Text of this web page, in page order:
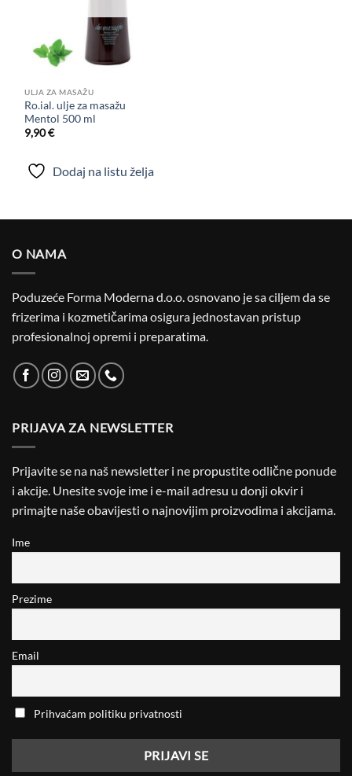
ULJA ZA MASAŽU
Ro.ial. ulje za masažu
Mentol 500 ml
9,90€
Dodaj na listu želja
O NAMA
Poduzeće Forma Moderna d.o.o. osnovano je sa ciljem da se
frizerima i kozmetičarima osigura jednostavan pristup
profesionalnoj opremi i preparatima.
PRIJAVA ZA NEWSLETTER
Prijavite se na naš newsletter i ne propustite odlične ponude
i akcije. Unesite svoje ime i e-mail adresu u donji okvir i
primajte naše obavijesti o najnovijim proizvodima i akcijama.
Ime
Prezime
Email
Prihvaćam politiku privatnosti